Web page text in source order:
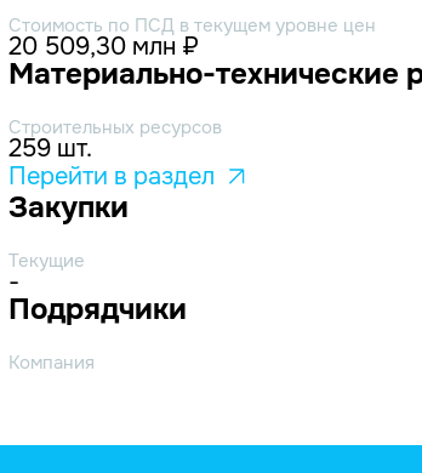
Стоимость по ПСД в текущем уровне цен
20 509,30 млн ₽
Материально-технические
Строительных ресурсов
259 шт.
Перейти в раздел
Закупки
Текущие
-
Подрядчики
Компания